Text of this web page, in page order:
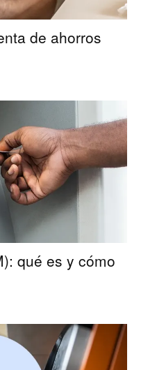
de ahorros
qué es y cómo